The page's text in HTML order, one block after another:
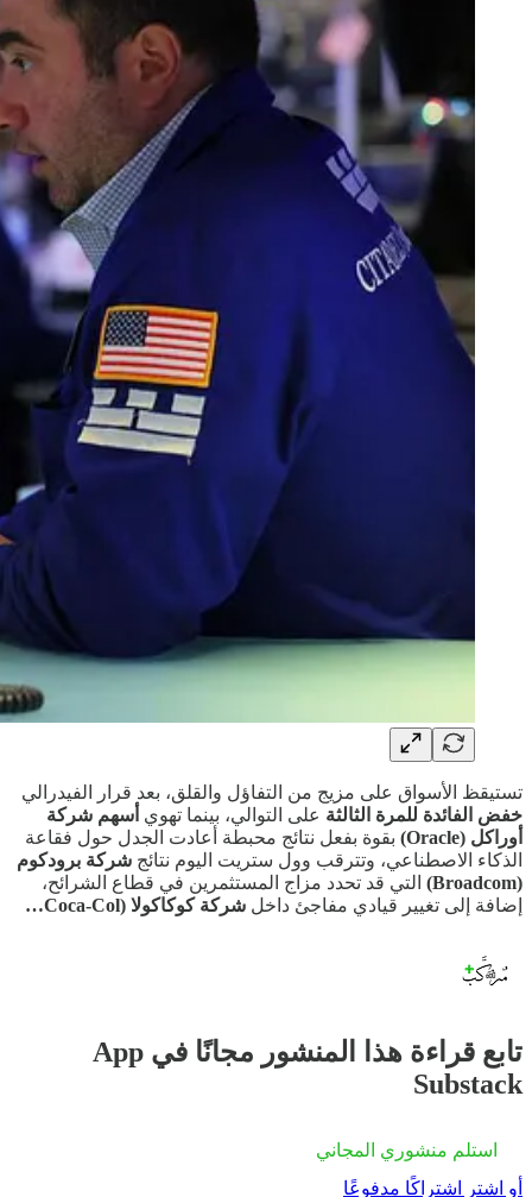
تستيقظ الأسواق على مزيج من التفاؤل والقلق، بعد قرار الفيدرالي
خفض الفائدة للمرة الثالثة على التوالي، بينما تهوي أسهم شركة
أوراكل (Oracle)
بقوة بفعل نتائج محبطة أعادت الجدل حول فقاعة
الذكاء الاصطناعي، وتترقب وول ستريت اليوم نتائج شركة برودكوم
(Broadcom)
التي قد تحدد مزاج المستثمرين في قطاع الشرائح،
إضافة إلى تغيير قيادي مفاجئ داخل شركة كوكاكولا (Coca-Col…
تابع قراءة هذا المنشور مجانًا في App
Substack
استلم منشوري المجاني
أو اشترِ اشتراكًا مدفوعًا